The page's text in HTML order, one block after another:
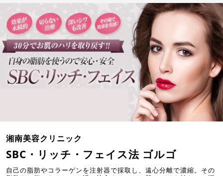
湘南美容クリニック
SBC・リッチ・フェイス法 ゴルゴ
自己の脂肪やコラーゲンを注射器で採取し、遠心分離で濃縮。その